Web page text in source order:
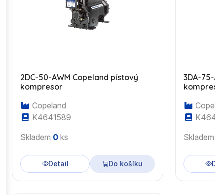
2DC-50-AWM Copeland pístový
kompresor
Copeland
K4641589
Skladem 0 ks
Detail Do košíku
3DA-75-
Skladem